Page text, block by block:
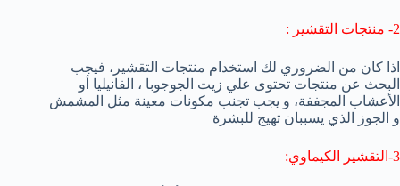
2- منتجات التقشير :
اذا كان من الضروري لك استخدام منتجات التقشير، فيجب
البحث عن منتجات تحتوى علي زيت الجوجوبا ، الفانيليا أو
الأعشاب المجففة، و يجب تجنب مكونات معينة مثل المشمش
و الجوز الذي يسببان تهيج للبشرة
3-التقشير الكيماوي: